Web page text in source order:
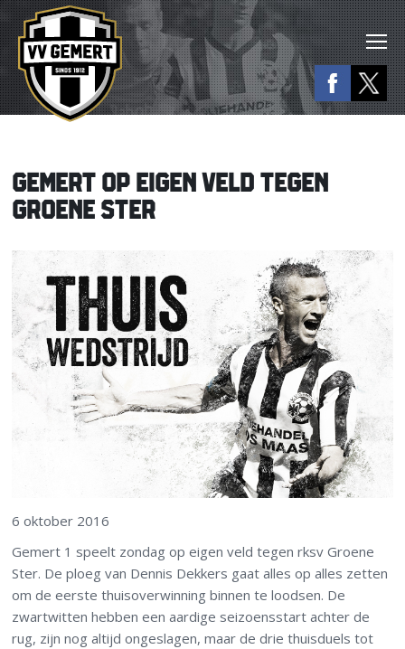
GEMERT OP EIGEN VELD TEGEN
GROENE STER
6 oktober 2016
Gemert 1 speelt zondag op eigen veld tegen rksv Groene
Ster. De ploeg van Dennis Dekkers gaat alles op alles zetten
om de eerste thuisoverwinning binnen te loodsen. De
zwartwitten hebben een aardige seizoensstart achter de
rug, zijn nog altijd ongeslagen, maar de drie thuisduels tot